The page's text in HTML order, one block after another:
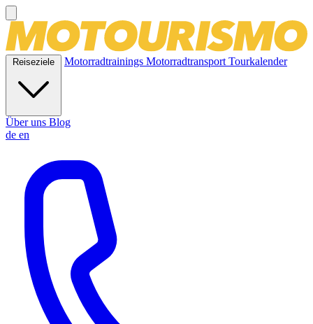
Reiseziele Motorradtrainings MotorradtransportTourkalender
Über uns Blog
de en